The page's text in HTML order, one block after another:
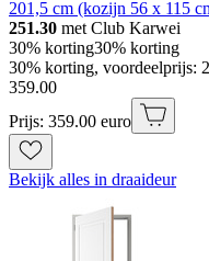
201,5 cm (kozijn 56 x 115
251.30 met Club Karwei
30% korting30% korting
30% korting, voordeelprijs:
359.00
Prijs: 359.00 euro
Bekijk alles in draaideur